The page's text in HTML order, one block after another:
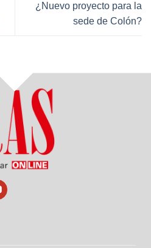
¿Nuevo proyecto para la
sede de Colón?